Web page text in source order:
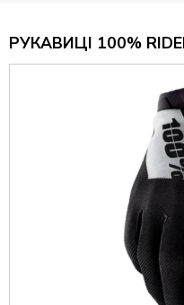
РУКАВИЦІ 100%